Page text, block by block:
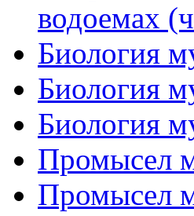
водоемах
Биология
Биология
Биология
Промысел
Промысел